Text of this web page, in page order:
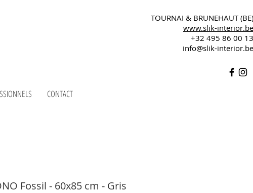
TOURNAI & BRUNEHAUT (BE)
www.slik-interior.be
+32 495 86 00 13
info@slik-interior.be
CONTACT
Fossil - 60x85 cm - Gris